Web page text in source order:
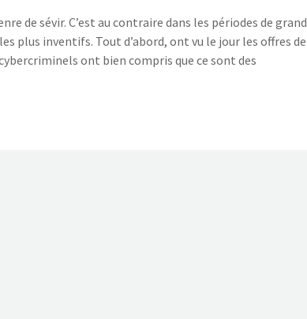
de sévir. C’est au contraire dans les périodes de grand
plus inventifs. Tout d’abord, ont vu le jour les offres de
ont bien compris que ce sont des